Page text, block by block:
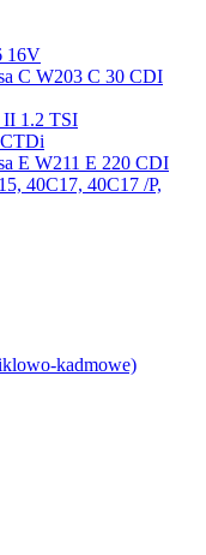
16V
C W203 C 30 CDI
II 1.2 TSI
E W211 E 220 CDI
40C17, 40C17 /P,
kadmowe)